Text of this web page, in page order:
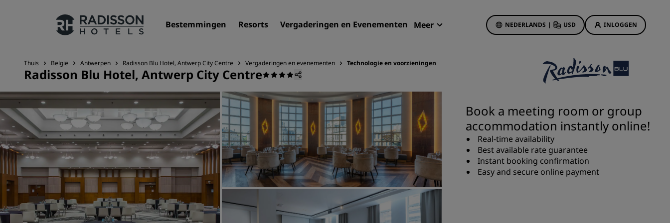
Bestemmingen Resorts Vergaderingen en Evenementen Meer
Radisson Rewards
NEDERLANDS | USD INLOGGEN
Onze merken
Radisson Hotels Brands
Bestemmingen
Resorts
Serviceappartementen
Luchthavenhotels
Nieuwe toekomstige hotels
Vergaderingen en
evenementen
Ontdek Radisson Meetings
Hotelaanbiedingen
Het is direct raak
Deals of the Day
Vooruitboeken
Bekijk onze arrangementen
Thuis België Antwerpen Radisson Blu Hotel, Antwerp City Centre Vergaderingen en evenementen Technologie en voorzieningen
Radisson Blu Hotel, Antwerp City Centre
Book a meeting room or group
accommodation instantly online!
Real-time availability
Best available rate guarantee
Instant booking confirmation
Easy and secure online payment